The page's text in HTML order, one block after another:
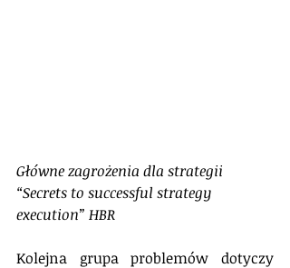
Główne zagrożenia dla strategii
“Secrets to successful strategy
execution” HBR